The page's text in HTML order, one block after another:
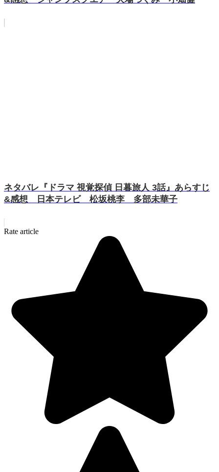
ネタバレ『ドラマ 視覚探偵 日暮旅人 3話』あらすじ
&感想 日本テレビ 松坂桃李 多部未華子
Rate article